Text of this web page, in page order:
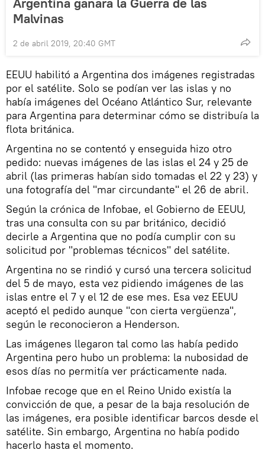
Malvinas
2 de abril 2019, 20:40 GMT
EEUU habilitó a Argentina dos imágenes registradas
por el satélite. Solo se podían ver las islas y no
había imágenes del Océano Atlántico Sur, relevante
para Argentina para determinar cómo se distribuía la
flota británica.
Argentina no se contentó y enseguida hizo otro
pedido: nuevas imágenes de las islas el 24 y 25 de
abril (las primeras habían sido tomadas el 22 y 23) y
una fotografía del "mar circundante" el 26 de abril.
Según la crónica de Infobae, el Gobierno de EEUU,
tras una consulta con su par británico, decidió
decirle a Argentina que no podía cumplir con su
solicitud por "problemas técnicos" del satélite.
Argentina no se rindió y cursó una tercera solicitud
del 5 de mayo, esta vez pidiendo imágenes de las
islas entre el 7 y el 12 de ese mes. Esa vez EEUU
aceptó el pedido aunque "con cierta vergüenza",
según le reconocieron a Henderson.
Las imágenes llegaron tal como las había pedido
Argentina pero hubo un problema: la nubosidad de
esos días no permitía ver prácticamente nada.
Infobae recoge que en el Reino Unido existía la
convicción de que, a pesar de la baja resolución de
las imágenes, era posible identificar barcos desde el
satélite. Sin embargo, Argentina no había podido
hacerlo hasta el momento.